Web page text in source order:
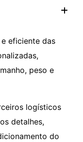
eficiente das
peso e
logísticos
detalhes,
do